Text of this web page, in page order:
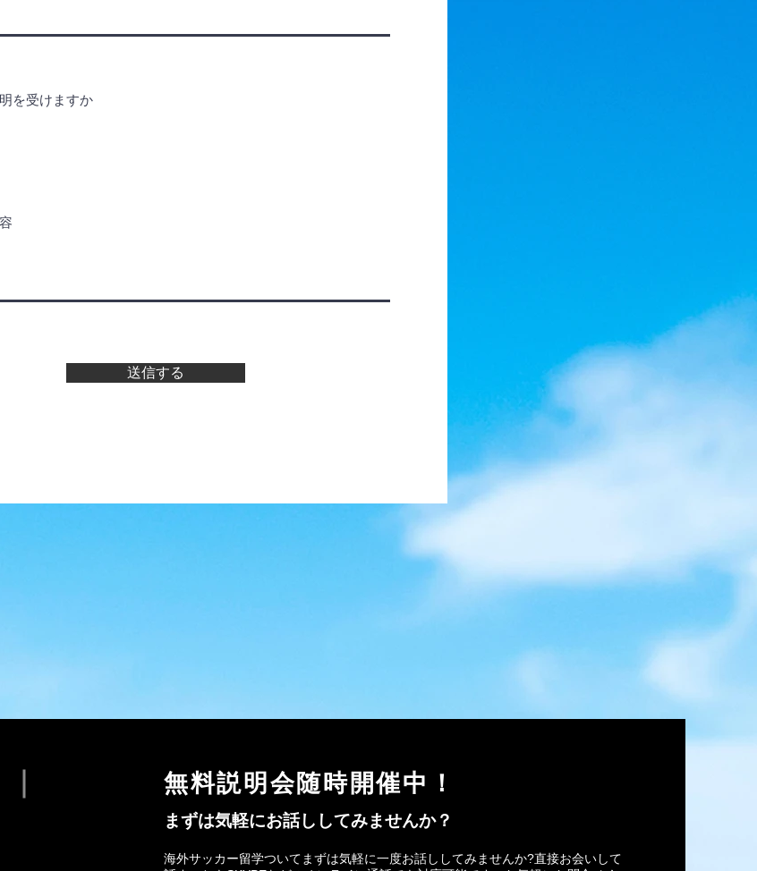
を受けますか
送信する
無料説明会随時開催中！
まずは気軽にお話ししてみませんか？
海外サッカー留学ついてまずは気軽に一度お話ししてみませんか?直接お会いして